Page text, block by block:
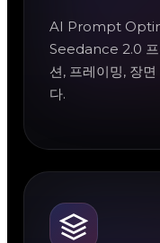
AI Prompt
Seedance 2.0 프
션, 프레이밍, 장
다.